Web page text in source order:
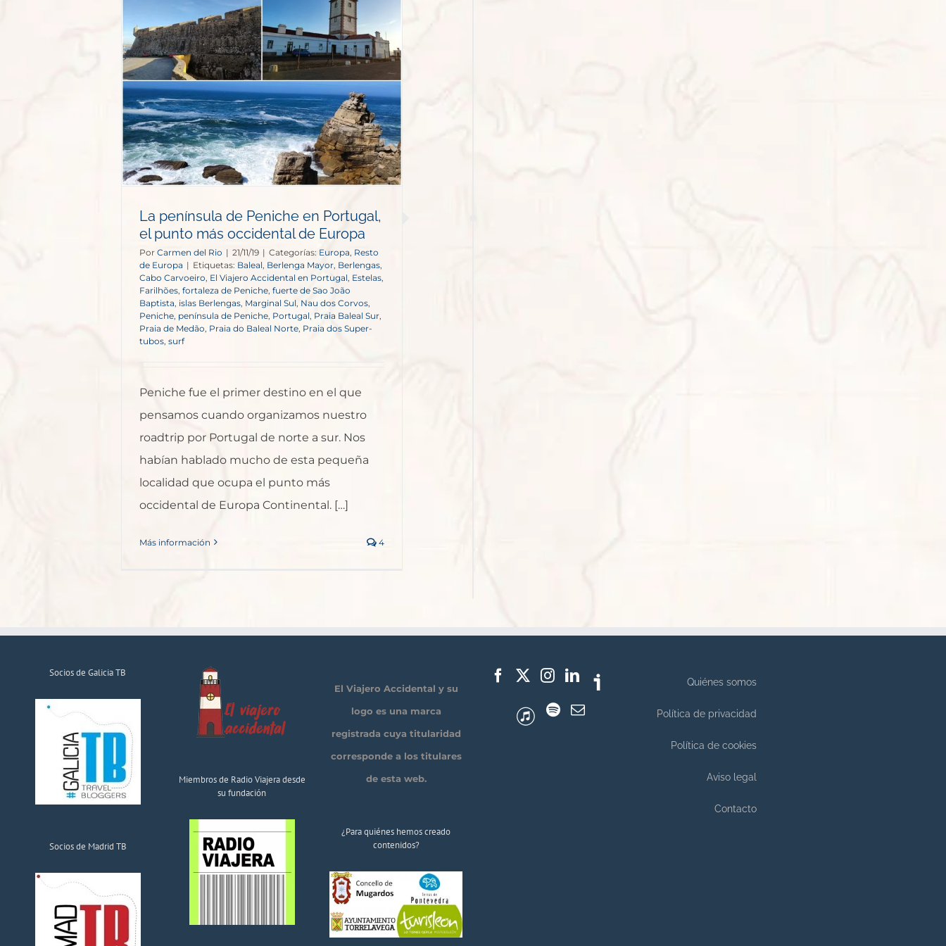
La península de Peniche en Portugal,
el punto más occidental de Europa
Por Carmen del Rio | 21/11/19 | Categorías: Europa, Resto
de Europa | Etiquetas: Baleal, Berlenga Mayor, Berlengas
Cabo Carvoeiro, El Viajero Accidental en Portugal, Estelas
Farilhões fortaleza de Peniche fuerte de Sao João
Baptista islas Berlengas Marginal Sul Nau dos Corvos
Peniche, península de Peniche Portugal Praia Baleal Sur
Praia de Medão Praia do Baleal Norte Praia dos Super-
tubos, surf
Peniche fue el primer destino en el que
pensamos cuando organizamos nuestro
roadtrip por Portugal de norte a sur. Nos
habían hablado mucho de esta pequeña
localidad que ocupa el punto más
occidental de Europa Continental. […]
Más información 4
Socios de Galicia TB
Socios de Madrid TB
Miembros de Radio Viajera desde
su fundación
El Viajero Accidental y su
logo es una marca
registrada cuya titularidad
corresponde a los titulares
de esta web.
¿Para quiénes hemos creado
contenidos?
Quiénes somos
Política de privacidad
Política de cookies
Aviso legal
Contacto